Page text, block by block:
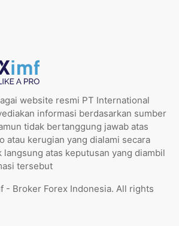
website resmi PT International
informasi berdasarkan sumber
tidak bertanggung jawab atas
atau kerugian yang dialami secara
langsung atas keputusan yang diambil
tersebut
- Broker Forex Indonesia. All rights